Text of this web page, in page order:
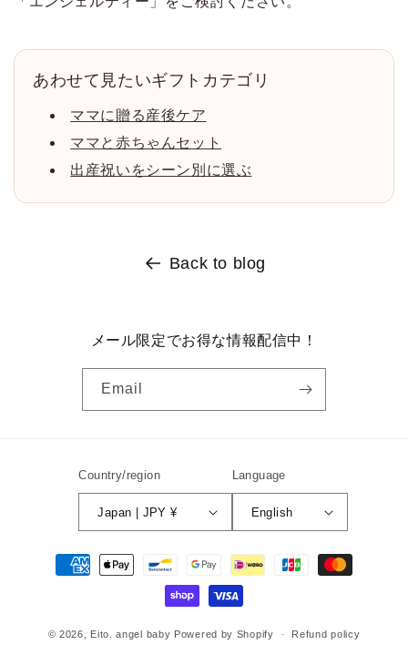
あわせて見たいギフトカテゴリ
ママに贈る産後ケア
ママと赤ちゃんセット
出産祝いをシーン別に選ぶ
Back to blog
メール限定でお得な情報配信中！
Email
Country/region
Japan | JPY ¥
Language
English
Payment
methods
© 2026, Eito. angel baby Powered by Shopify Refund policy